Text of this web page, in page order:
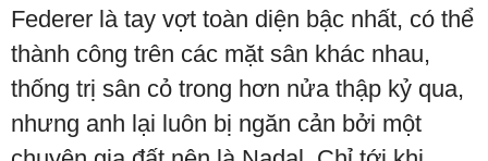
Federer là tay vợt toàn diện bậc nhất, có thể
thành công trên các mặt sân khác nhau,
thống trị sân cỏ trong hơn nửa thập kỷ qua,
nhưng anh lại luôn bị ngăn cản bởi một